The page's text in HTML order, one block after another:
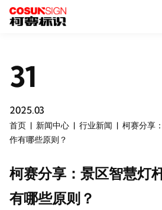
首页 新闻中心 行业新闻
柯赛分享
作有哪些原则？
柯赛分享：景区智慧灯
有哪些原则？
31
2025.03